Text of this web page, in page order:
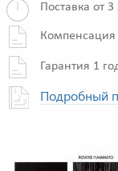
Поставка от
Компенсация
Гарантия 1
Подробный